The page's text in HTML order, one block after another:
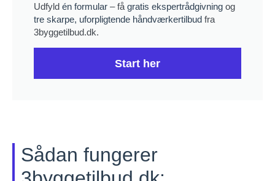
Udfyld én formular – få gratis ekspertrådgivning og
tre skarpe, uforpligtende håndværkertilbud fra
3byggetilbud.dk.
Start her
Sådan fungerer